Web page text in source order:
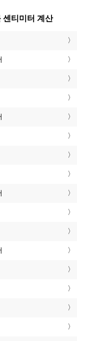
센티미터 계산